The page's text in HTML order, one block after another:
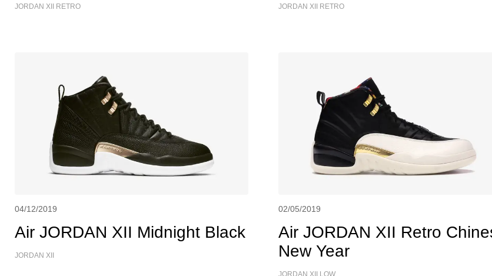
JORDAN XII RETRO JORDAN XII RETRO
04/12/2019
Air JORDAN XII Midnight Black
JORDAN XII
02/05/2019
Air JORDAN XII Retro
New Year
JORDAN XII LOW